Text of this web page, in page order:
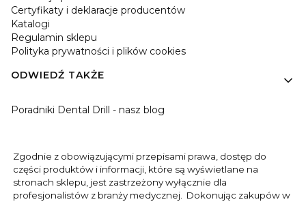
Certyfikaty i deklaracje producentów
Katalogi
Regulamin sklepu
Polityka prywatności i plików cookies
ODWIEDŹ TAKŻE
Poradniki Dental Drill - nasz blog
Zgodnie z obowiązującymi przepisami prawa, dostęp do
części produktów i informacji, które są wyświetlane na
stronach sklepu, jest zastrzeżony wyłącznie dla
profesjonalistów z branży medycznej. Dokonując zakupów w